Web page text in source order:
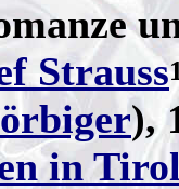
Strauss
),
in Tirol